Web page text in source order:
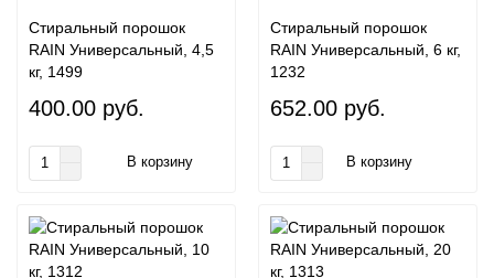
Стиральный порошок
RAIN Универсальный, 4,5
кг, 1499
400.00 руб.
В корзину
Стиральный порошок
RAIN Универсальный, 6 кг,
1232
652.00 руб.
В корзину